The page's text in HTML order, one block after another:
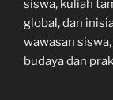
siswa, kuliah
global, dan
wawasan
budaya dan